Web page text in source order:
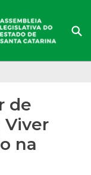
de
Viver
na